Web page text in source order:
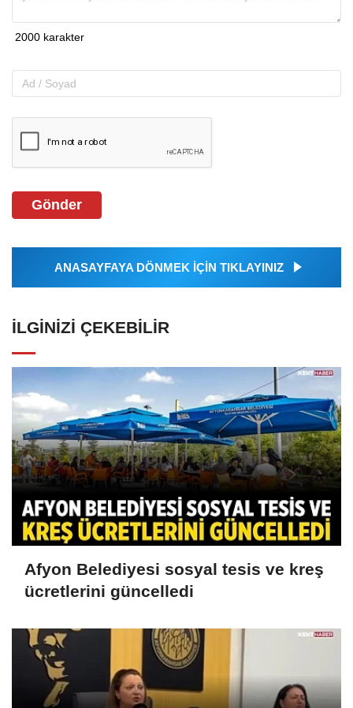
Gönder
ANASAYFAYA DÖNMEK İÇİN TIKLAYINIZ
İLGINIZI ÇEKEBILIR
Afyon Belediyesi sosyal tesis ve kreş
ücretlerini güncelledi